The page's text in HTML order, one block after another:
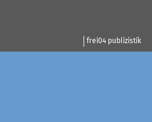
frei04 publizistik